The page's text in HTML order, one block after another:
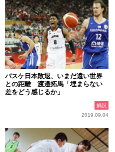
バスケ日本敗退、いまだ遠い世界
との距離 渡邉拓馬「埋まらない
差をどう感じるか」
解説
2019.09.04